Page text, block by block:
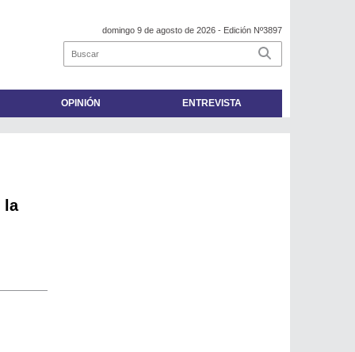
domingo 9 de agosto de 2026 - Edición Nº3897
OPINIÓN ENTREVISTA
la